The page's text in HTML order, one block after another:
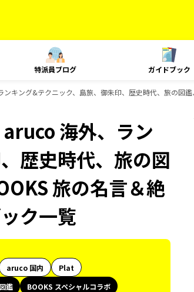
特派員ブログ ガイドブック
キング&テクニック、島旅、御朱印、歴史時代、旅の図
海外、ラン
歴史時代、旅の図
旅の名言＆絶
ク一覧
aruco 国内
Plat
鑑
BOOKS スペシャルコラボ